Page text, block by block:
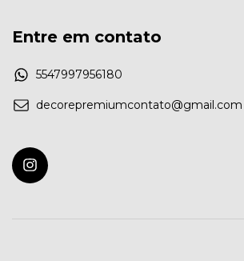
Entre em contato
5547997956180
decorepremiumcontato@gmail.com